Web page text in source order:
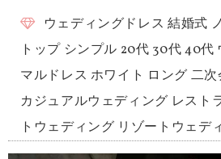
ウェディングドレス 結婚式
トップ シンプル 20代 30代 40代
マルドレス ホワイト ロング 二
カジュアルウェディング レスト
トウェディング リゾートウェデ